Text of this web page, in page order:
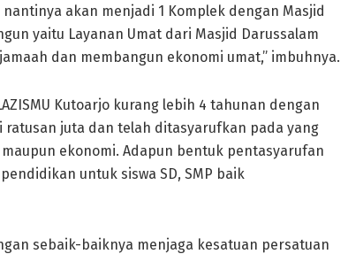
akan menjadi 1 Komplek dengan Masjid
yaitu Layanan Umat dari Masjid Darussalam
dan membangun ekonomi umat,” imbuhnya.
Kutoarjo kurang lebih 4 tahunan dengan
juta dan telah ditasyarufkan pada yang
ekonomi. Adapun bentuk pentasyarufan
untuk siswa SD, SMP baik
sebaik-baiknya menjaga kesatuan persatuan